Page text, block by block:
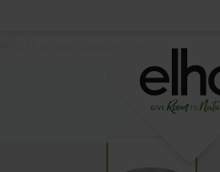
products